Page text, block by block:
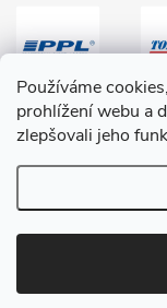
Používáme
prohlížení webu a
zlepšovali jeho